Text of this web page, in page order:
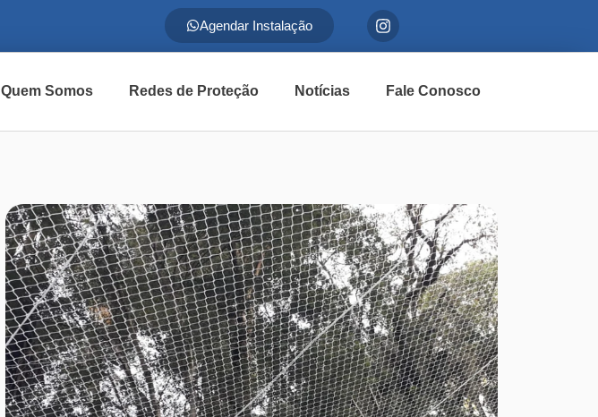
Agendar Instalação
Quem Somos Redes de Proteção Notícias Fale Conosco